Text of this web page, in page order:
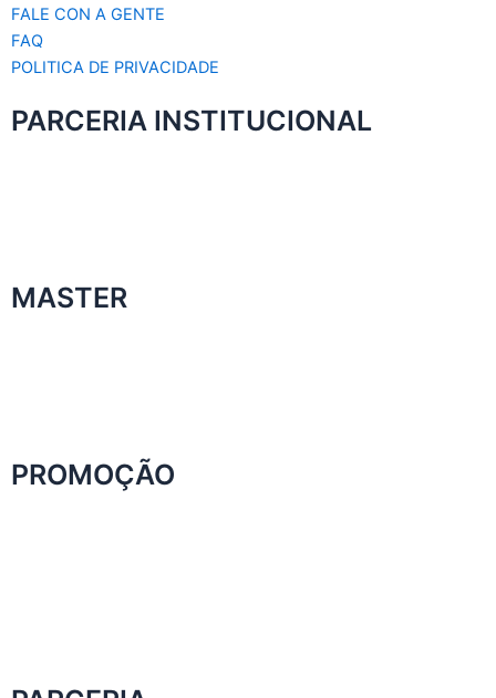
FALE CON A GENTE
FAQ
POLITICA DE PRIVACIDADE
PARCERIA INSTITUCIONAL
MASTER
PROMOÇÃO